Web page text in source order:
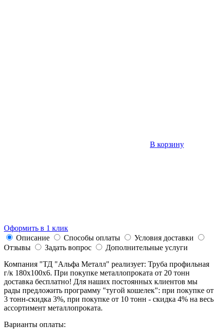
В корзину
Оформить в 1 клик
Описание
Способы оплаты
Условия доставки
Отзывы
Задать вопрос
Дополнительные услуги
Компания "ТД "Альфа Металл" реализует: Труба профильная
г/к 180х100х6. При покупке металлопроката от 20 тонн
доставка бесплатно! Для наших постоянных клиентов мы
рады предложить программу "тугой кошелек": при покупке от
3 тонн-скидка 3%, при покупке от 10 тонн - скидка 4% на весь
ассортимент металлопроката.
Варианты оплаты: